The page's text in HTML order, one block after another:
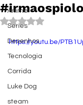
Anime
Series
Desenhos
Tecnologia
Corrida
Luke Dog
steam
Avaliado com NaN
https://youtu.be/